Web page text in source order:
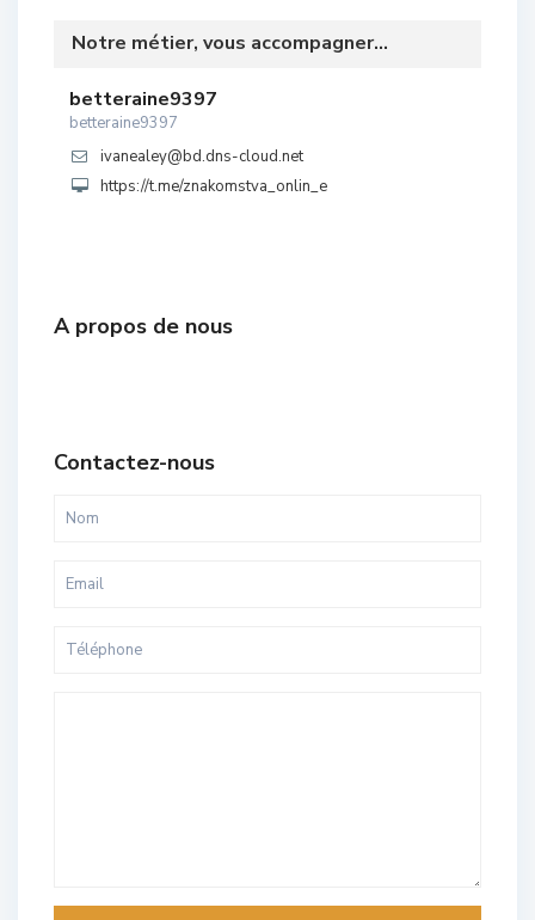
Notre métier, vous accompagner...
betteraine9397
betteraine9397
ivanealey@bd.dns-cloud.net
https://t.me/znakomstva_onlin_e
A propos de nous
Contactez-nous